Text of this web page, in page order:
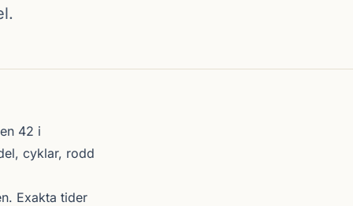
42 i
cyklar, rodd
Exakta tider